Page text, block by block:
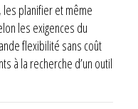
les planifier et même
les exigences du
flexibilité sans coût
à la recherche d’un outil